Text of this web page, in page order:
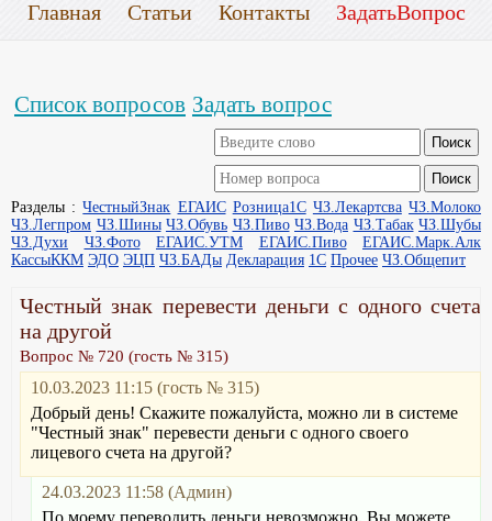
Главная Статьи Контакты ЗадатьВопрос
Список вопросов Задать вопрос
Разделы :ЧестныйЗнак ЕГАИС Розница1С ЧЗ.Лекартсва ЧЗ.Молоко
ЧЗ.Легпром ЧЗ.Шины ЧЗ.Обувь ЧЗ.Пиво ЧЗ.Вода ЧЗ.Табак ЧЗ.Шубы
ЧЗ.Духи
ЧЗ.Фото ЕГАИС.УТМ ЕГАИС.Пиво
ЕГАИС.Марк.Алк
КассыККМ ЭДО ЭЦП ЧЗ.БАДы Декларация 1С Прочее ЧЗ.Общепит
Честный знак перевести деньги c одного счета
на другой
Вопрос № 720 (гость № 315)
10.03.2023 11:15 (гость № 315)
Добрый день! Скажите пожалуйста, можно ли в системе
"Честный знак" перевести деньги с одного своего
лицевого счета на другой?
24.03.2023 11:58 (Админ)
По моему переводить деньги невозможно. Вы можете